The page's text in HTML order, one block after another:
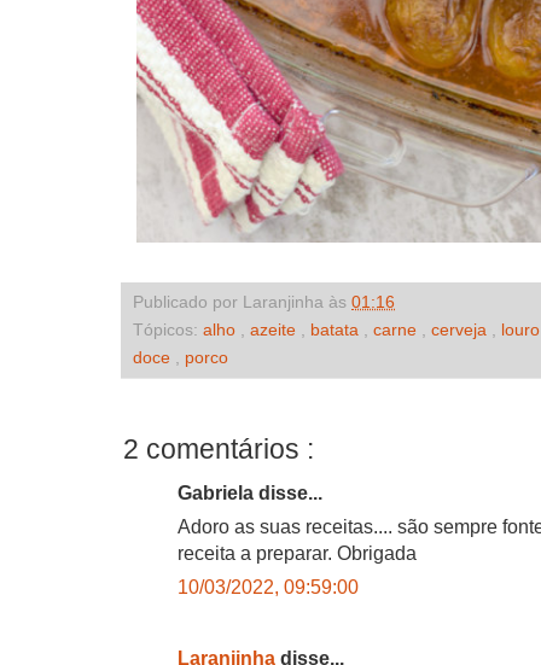
Publicado por Laranjinha às 01:16
Tópicos: alho azeite batata carne cerveja
doce
porco
2 comentários :
Gabriela disse...
Adoro as suas receitas.... são sempre
receita a preparar. Obrigada
10/03/2022, 09:59:00
Laranjinha disse...